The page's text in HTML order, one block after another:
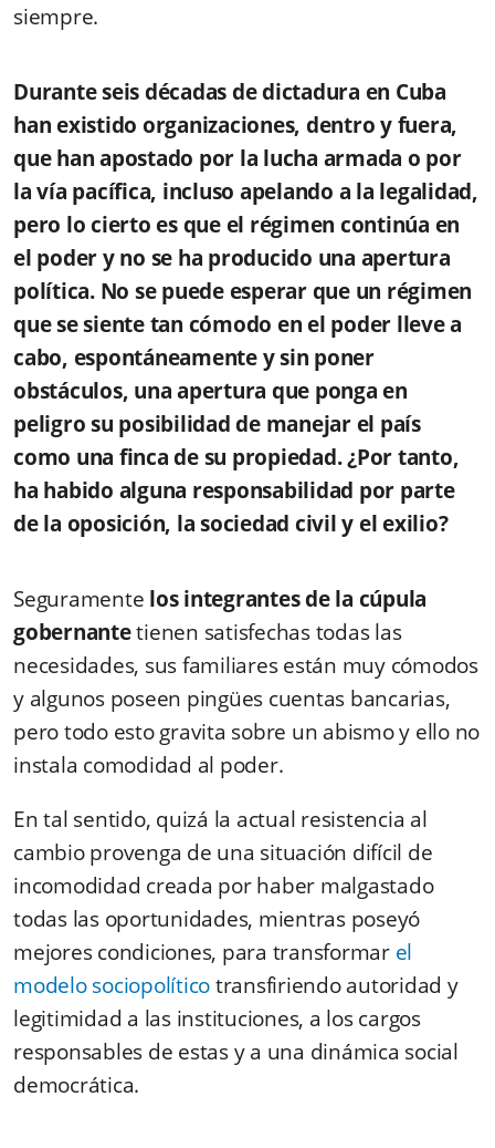
siempre.
Durante seis décadas de dictadura en Cuba
han existido organizaciones, dentro y fuera,
que han apostado por la lucha armada o por
la vía pacífica, incluso apelando a la legalidad,
pero lo cierto es que el régimen continúa en
el poder y no se ha producido una apertura
política. No se puede esperar que un régimen
que se siente tan cómodo en el poder lleve a
cabo, espontáneamente y sin poner
obstáculos, una apertura que ponga en
peligro su posibilidad de manejar el país
como una finca de su propiedad. ¿Por tanto,
ha habido alguna responsabilidad por parte
de la oposición, la sociedad civil y el exilio?
Seguramente los integrantes de la cúpula
gobernantetienen satisfechas todas las
necesidades, sus familiares están muy cómodos
y algunos poseen pingües cuentas bancarias,
pero todo esto gravita sobre un abismo y ello no
instala comodidad al poder.
En tal sentido, quizá la actual resistencia al
cambio provenga de una situación difícil de
incomodidad creada por haber malgastado
todas las oportunidades, mientras poseyó
mejores condiciones, para transformar el
modelo sociopolíticotransfiriendo autoridad y
legitimidad a las instituciones, a los cargos
responsables de estas y a una dinámica social
democrática.